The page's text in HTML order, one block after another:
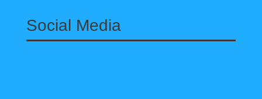
Social Media